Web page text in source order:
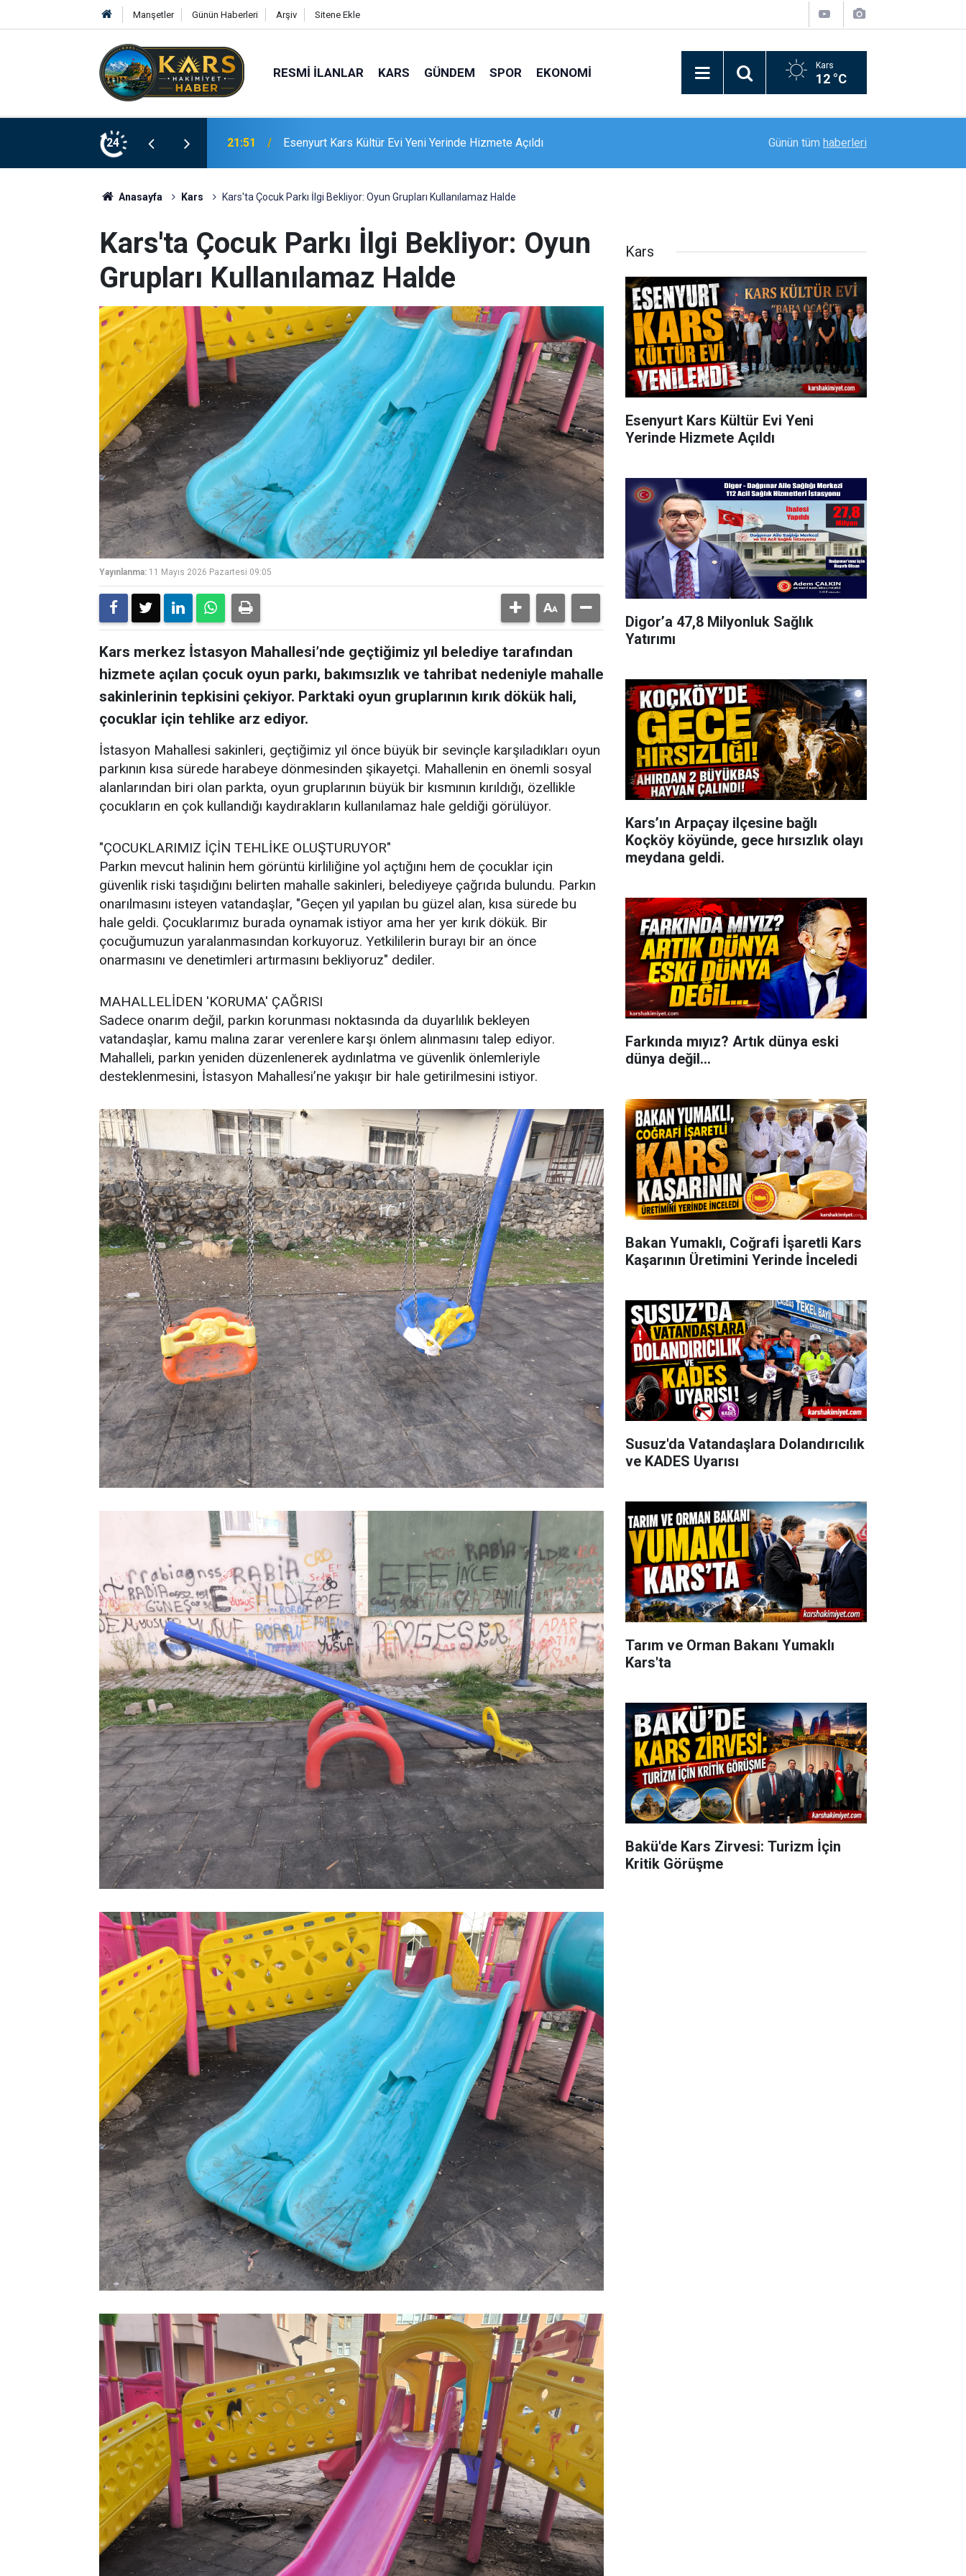
Manşetler Günün Haberleri Arşiv Sitene Ekle
RESMI İLANLAR KARS GÜNDEM SPOR EKONOMI Kars
12 °C
24 21:19
merdivenle kurtardı
Bitlis’in kurtuluşunun 110. yılı coşkusu kortej
Günün tüm haberleri
Anasayfa Kars Kars'ta Çocuk Parkı İlgi Bekliyor: Oyun Grupları Kullanılamaz Halde
Kars'ta Çocuk Parkı İlgi Bekliyor: Oyun
Grupları Kullanılamaz Halde
Yayınlanma: 11 Mayıs 2026 Pazartesi 09:05
Kars merkez İstasyon Mahallesi’nde geçtiğimiz yıl belediye tarafından
hizmete açılan çocuk oyun parkı, bakımsızlık ve tahribat nedeniyle mahalle
sakinlerinin tepkisini çekiyor. Parktaki oyun gruplarının kırık dökük hali,
çocuklar için tehlike arz ediyor.
İstasyon Mahallesi sakinleri, geçtiğimiz yıl önce büyük bir sevinçle karşıladıkları oyun
parkının kısa sürede harabeye dönmesinden şikayetçi. Mahallenin en önemli sosyal
alanlarından biri olan parkta, oyun gruplarının büyük bir kısmının kırıldığı, özellikle
çocukların en çok kullandığı kaydırakların kullanılamaz hale geldiği görülüyor.
"ÇOCUKLARIMIZ İÇİN TEHLİKE OLUŞTURUYOR"
Parkın mevcut halinin hem görüntü kirliliğine yol açtığını hem de çocuklar için
güvenlik riski taşıdığını belirten mahalle sakinleri, belediyeye çağrıda bulundu. Parkın
onarılmasını isteyen vatandaşlar, "Geçen yıl yapılan bu güzel alan, kısa sürede bu
hale geldi. Çocuklarımız burada oynamak istiyor ama her yer kırık dökük. Bir
çocuğumuzun yaralanmasından korkuyoruz. Yetkililerin burayı bir an önce
onarmasını ve denetimleri artırmasını bekliyoruz" dediler.
MAHALLELİDEN 'KORUMA' ÇAĞRISI
Sadece onarım değil, parkın korunması noktasında da duyarlılık bekleyen
vatandaşlar, kamu malına zarar verenlere karşı önlem alınmasını talep ediyor.
Mahalleli, parkın yeniden düzenlenerek aydınlatma ve güvenlik önlemleriyle
desteklenmesini, İstasyon Mahallesi’ne yakışır bir hale getirilmesini istiyor.
Kars
Esenyurt Kars Kültür Evi Yeni
Yerinde Hizmete Açıldı
Digor’a 47,8 Milyonluk Sağlık
Yatırımı
Kars’ın Arpaçay ilçesine bağlı
Koçköy köyünde, gece hırsızlık olayı
meydana geldi.
Farkında mıyız? Artık dünya eski
dünya değil...
Bakan Yumaklı, Coğrafi İşaretli Kars
Kaşarının Üretimini Yerinde İnceledi
Susuz'da Vatandaşlara Dolandırıcılık
ve KADES Uyarısı
Tarım ve Orman Bakanı Yumaklı
Kars'ta
Bakü'de Kars Zirvesi: Turizm İçin
Kritik Görüşme